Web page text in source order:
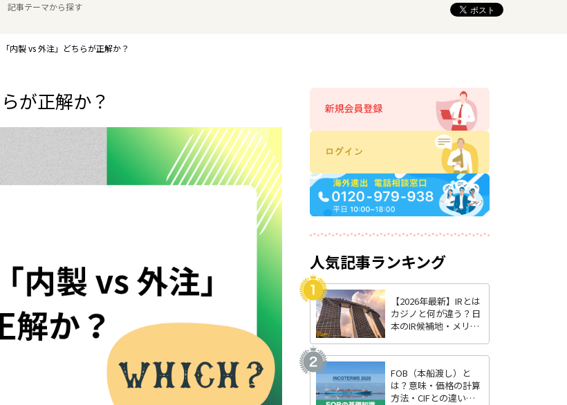
記事テーマから探す
内製 vs 外注」どちらが正解か？
が正解か？
人気記事ランキング
【2026年最新】IRとは
カジノと何が違う？日
本のIR候補地・メリッ
FOB（本船渡し）と
は？意味・価格の計算
方法・CIFとの違いを